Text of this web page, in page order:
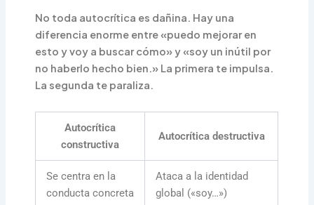
No toda autocrítica es dañina. Hay una
diferencia enorme entre «puedo mejorar en
esto y voy a buscar cómo» y «soy un inútil por
no haberlo hecho bien.» La primera te impulsa.
La segunda te paraliza.
Autocrítica
constructiva
Autocrítica destructiva
Se centra en la
conducta concreta
Ataca a la identidad
global («soy…»)